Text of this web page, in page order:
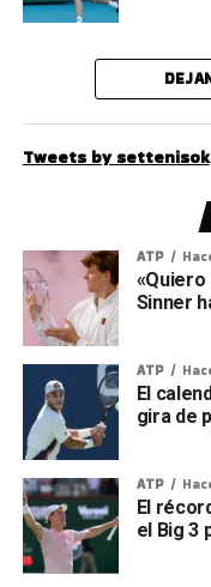
Tweets by settenisok
ATP
Sinner
ATP
El
gira de
ATP
El
el Big 3